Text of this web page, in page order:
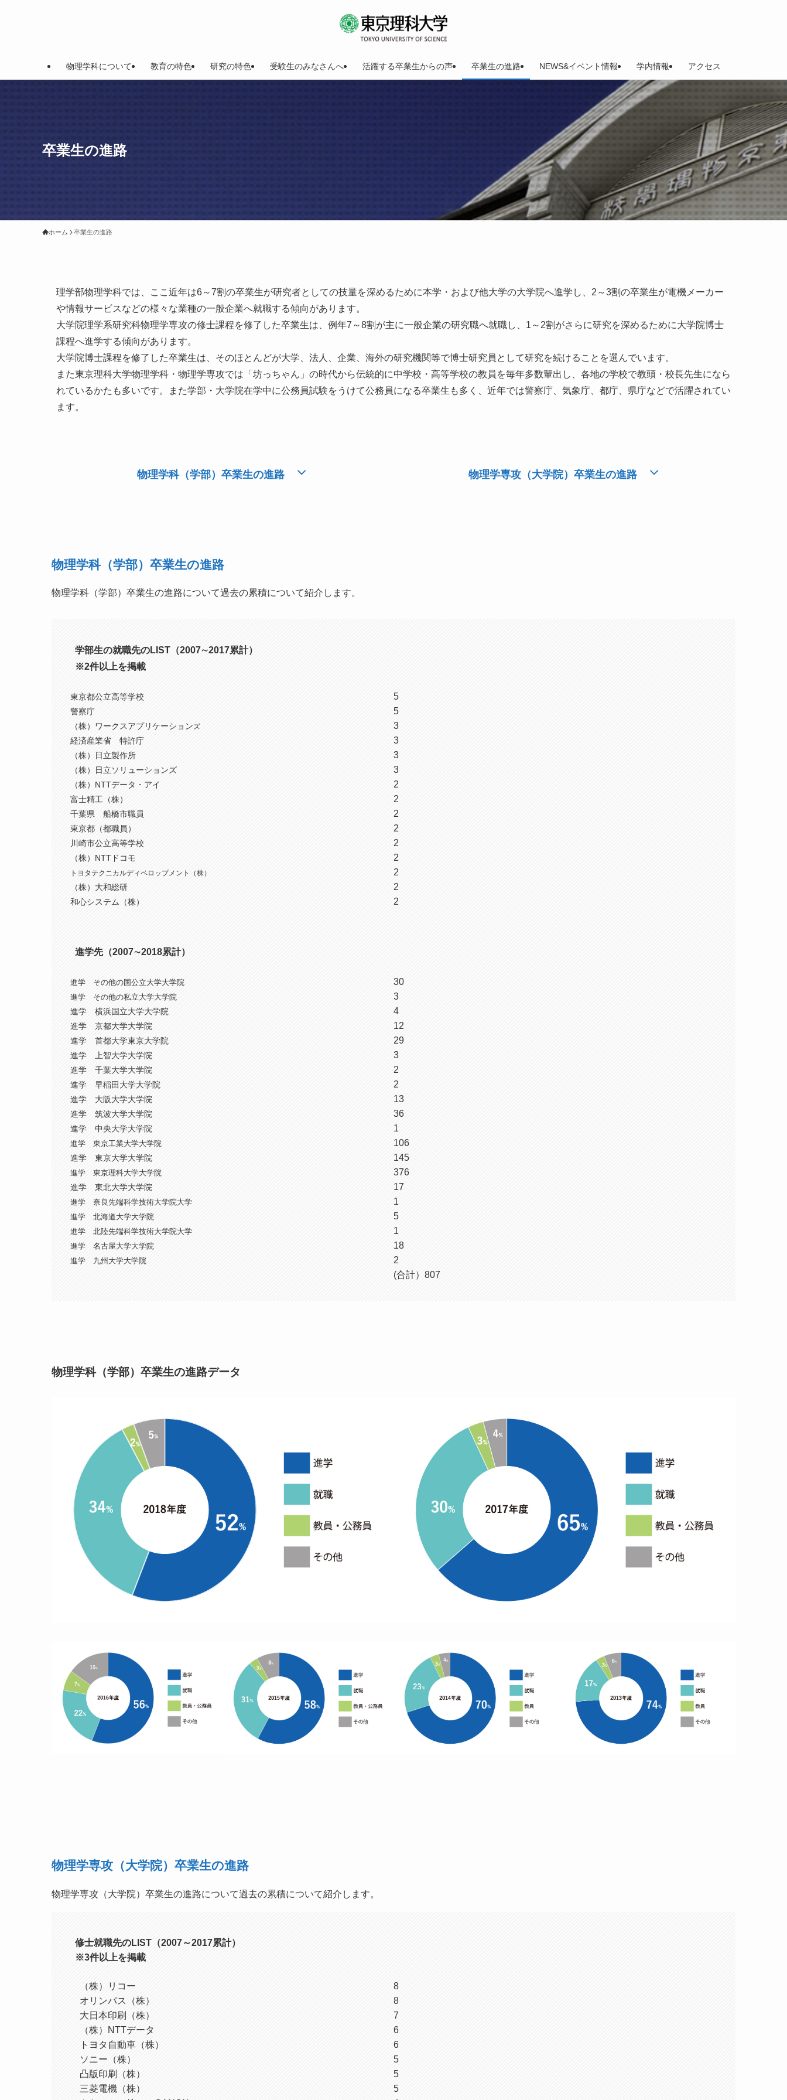
物理学科について 教育の特色 研究の特色 受験生のみなさんへ 活躍する卒業生からの声 卒業生の進路 NEWS&イベント情報 学内情報 アクセス
卒業生の進路
ホーム 卒業生の進路
理学部物理学科では、ここ近年は6～7割の卒業生が研究者としての技量を深めるために本学・および他大学の大学院へ進学し、2～3割の卒業生が電機メーカー
や情報サービスなどの様々な業種の一般企業へ就職する傾向があります。
大学院理学系研究科物理学専攻の修士課程を修了した卒業生は、例年7～8割が主に一般企業の研究職へ就職し、1～2割がさらに研究を深めるために大学院博士
課程へ進学する傾向があります。
大学院博士課程を修了した卒業生は、そのほとんどが大学、法人、企業、海外の研究機関等で博士研究員として研究を続けることを選んでいます。
また東京理科大学物理学科・物理学専攻では「坊っちゃん」の時代から伝統的に中学校・高等学校の教員を毎年多数輩出し、各地の学校で教頭・校長先生になら
れているかたも多いです。また学部・大学院在学中に公務員試験をうけて公務員になる卒業生も多く、近年では警察庁、気象庁、都庁、県庁などで活躍されてい
ます。
物理学科（学部）卒業生の進路 物理学専攻（大学院）卒業生の進路
物理学科（学部）卒業生の進路
物理学科（学部）卒業生の進路について過去の累積について紹介します。
学部生の就職先のLIST（2007∼2017累計）
※2件以上を掲載
東京都公立高等学校 5
警察庁 5
（株）ワークスアプリケーション ズ 3
経済産業省 特許庁 3
（株）日立製作所 3
（株）日立ソリューションズ 3
（株）NTTデータ・アイ 2
富士精工（株） 2
千葉県 船橋市職員 2
東京都（都職員） 2
川崎市公立高等学校 2
（株）NTTドコモ 2
トヨタテクニカルディベロップメント（株） 2
（株）大和総研 2
和心システム（株） 2
進学先（2007∼2018累計）
進学 その他の国公立大学大学院 30
進学 その他の私立大学大学院 3
進学 横浜国立大学大学院 4
進学 京都大学大学院 12
進学 首都大学東京大学院 29
進学 上智大学大学院 3
進学 千葉大学大学院 2
進学 早稲田大学大学院 2
進学 大阪大学大学院 13
進学 筑波大学大学院 36
進学 中央大学大学院 1
進学 東京工業大学大学院 106
進学 東京大学大学院 145
進学 東京理科大学大学院 376
進学 東北大学大学院 17
進学 奈良先端科学技術大学院大学 1
進学 北海道大学大学院 5
進学 北陸先端科学技術大学院大学 1
進学 名古屋大学大学院 18
進学 九州大学大学院
2
(合計）807
物理学科（学部）卒業生の進路データ
物理学専攻（大学院）卒業生の進路
物理学専攻（大学院）卒業生の進路について過去の累積について紹介します。
修士就職先のLIST （2007～2017累計）
※3件以上を掲載
（株）リコー
8
オリンパス（株）
8
大日本印刷（株）
7
（株）NTTデータ
6
トヨタ自動車（株）
6
ソニー（株）
5
凸版印刷（株）
5
三菱電機（株）
5